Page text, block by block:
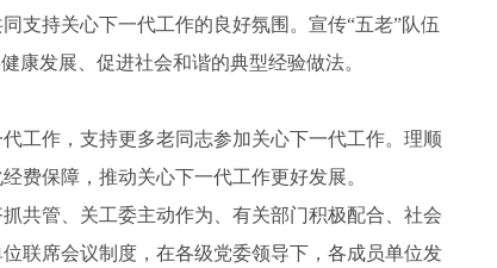
支持关心下一代工作的良好氛围。宣传“五老”队伍
康发展、促进社会和谐的典型经验做法。
作，支持更多老同志参加关心下一代工作。理顺
费保障，推动关心下一代工作更好发展。
管、关工委主动作为、有关部门积极配合、社会
联席会议制度，在各级党委领导下，各成员单位发